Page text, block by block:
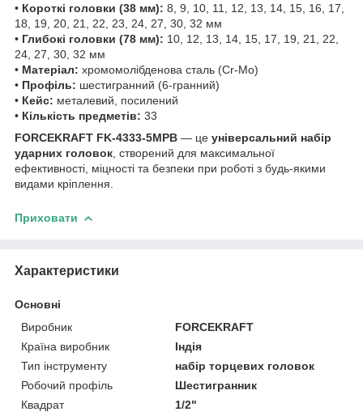
• Короткі головки (38 мм): 8, 9, 10, 11, 12, 13, 14, 15, 16, 17,
18, 19, 20, 21, 22, 23, 24, 27, 30, 32 мм
• Глибокі головки (78 мм): 10, 12, 13, 14, 15, 17, 19, 21, 22,
24, 27, 30, 32 мм
• Матеріал: хромомолібденова сталь (Cr-Mo)
• Профіль: шестигранний (6-гранний)
• Кейс: металевий, посилений
• Кількість предметів: 33
FORCEKRAFT FK-4333-5MPB — це універсальний набір
ударних головок , створений для максимальної
ефективності, міцності та безпеки при роботі з будь-якими
видами кріплення.
Приховати
Характеристики
Основні
Виробник
FORCEKRAFT
Країна виробник
Індія
Тип інструменту
набір торцевих головок
Робочий профіль
Шестигранник
Квадрат
1/2"